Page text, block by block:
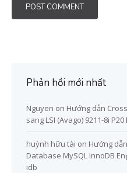
Phản hồi mới nhất
Nguyen on Hướng dẫn
sang LSI (Avago) 9211-8i P20
huỳnh hữu tài on Hướng
Database MySQL InnoDB
idb